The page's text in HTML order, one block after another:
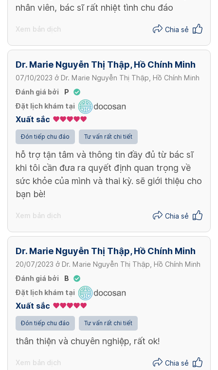
nhân viên, bác sĩ rất nhiệt tình chu đáo
Xem bản dịch Chia sẻ
Dr. Marie Nguyễn Thị Thập, Hồ Chính Minh
07/10/2023 ở Dr. Marie Nguyễn Thị Thập, Hồ Chính Minh
Đánh giá bởi
P
Đặt lịch khám tại
Xuất sắc
Đón tiếp chu đáo Tư vấn rất chi tiết
hỗ trợ tận tâm và thông tin đầy đủ từ bác sĩ
khi tôi cần đưa ra quyết định quan trọng về
sức khỏe của mình và thai kỳ. sẽ giới thiệu cho
bạn bè!
Xem bản dịch Chia sẻ
Dr. Marie Nguyễn Thị Thập, Hồ Chính Minh
20/07/2023 ở Dr. Marie Nguyễn Thị Thập, Hồ Chính Minh
Đánh giá bởi
B
Đặt lịch khám tại
Xuất sắc
Đón tiếp chu đáo Tư vấn rất chi tiết
thân thiện và chuyên nghiệp, rất ok!
Xem bản dịch Chia sẻ